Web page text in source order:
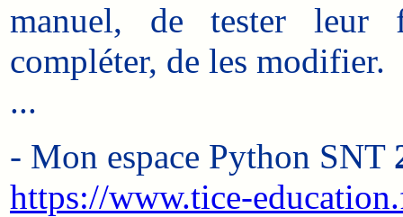
manuel, de tester leur
compléter, de les modifier.
...
- Mon espace Python SNT
https://www.tice-